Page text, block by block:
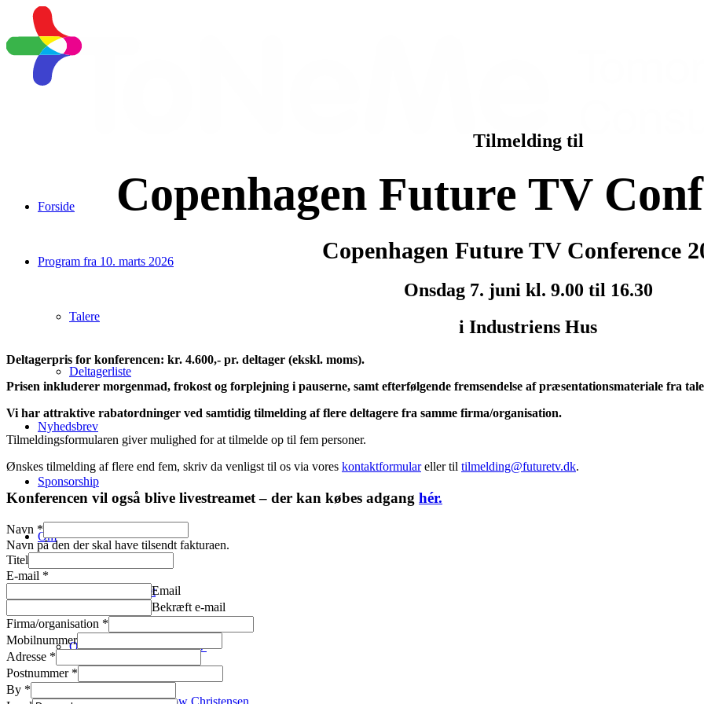
Forside
Program fra 10. marts 2026
Talere
Deltagerliste
Nyhedsbrev
Sponsorship
Om
Konferencestedet
Om Copenhagen FutureTV
Om Claus Bülow Christensen
Tilmelding til
Copenhagen Future TV
Copenhagen Future TV Conference
Onsdag 7. juni kl. 9.00 til 16.30
i Industriens Hus
Deltagerpris for konferencen: kr. 4.600,- pr. deltager (ekskl. moms).
Prisen inkluderer morgenmad, frokost og forplejning i pauserne, samt efterfølgende fremsendelse af præsentationsmateriale fra
Vi har attraktive rabatordninger ved samtidig tilmelding af flere deltagere fra samme firma/organisation.
Tilmeldingsformularen giver mulighed for at tilmelde op til fem personer.
Ønskes tilmelding af flere end fem, skriv da venligst til os via vores kontaktformulareller til tilmelding@futuretv.dk.
Konferencen vil også blive livestreamet – der kan købes adgang hér.
Navn *
Navn på den der skal have tilsendt fakturaen.
Titel
E-mail *
Email
Bekræft e-mail
Firma/organisation *
Mobilnummer
Adresse *
Postnummer *
By *